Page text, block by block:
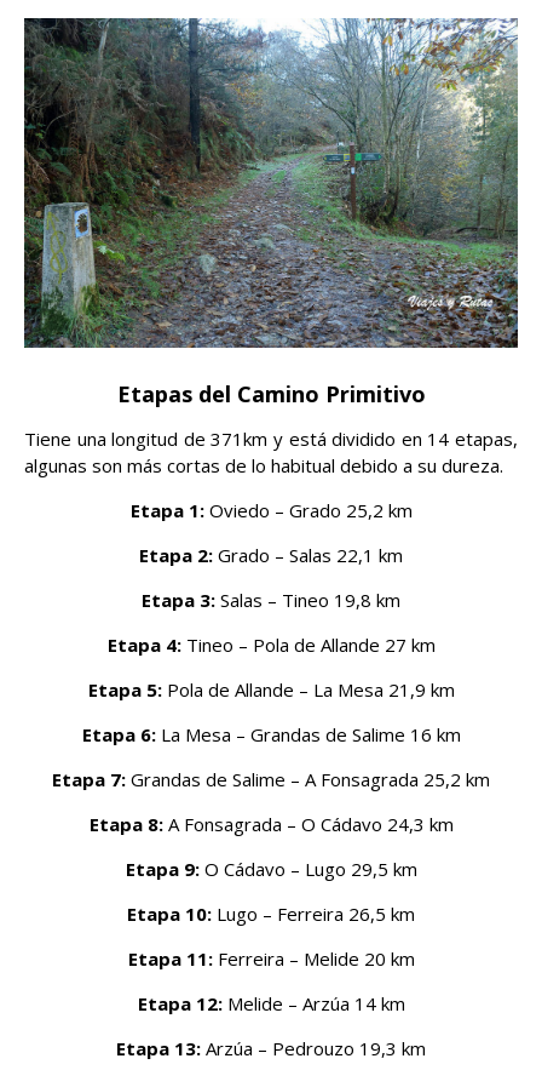
Etapas del Camino Primitivo
Tiene una longitud de 371km y está dividido en 14 etapas,
algunas son más cortas de lo habitual debido a su dureza.
Etapa 1:Oviedo – Grado 25,2 km
Etapa 2: Grado – Salas 22,1 km
Etapa 3: Salas – Tineo 19,8 km
Etapa 4:Tineo – Pola de Allande 27 km
Etapa 5:Pola de Allande – La Mesa 21,9 km
Etapa 6:La Mesa – Grandas de Salime 16 km
Etapa 7: Grandas de Salime – A Fonsagrada 25,2 km
Etapa 8:A Fonsagrada – O Cádavo 24,3 km
Etapa 9:O Cádavo – Lugo 29,5 km
Etapa 10: Lugo – Ferreira 26,5 km
Etapa 11:Ferreira – Melide 20 km
Etapa 12:Melide – Arzúa 14 km
Etapa 13: Arzúa – Pedrouzo 19,3 km